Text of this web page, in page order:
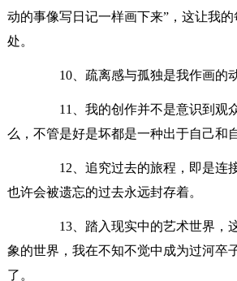
动的事像写日记一样画下来”，这让我
处。
10、疏离感与孤独是我作画的动
11、我的创作并不是意识到观
么，不管是好是坏都是一种出于自己和
12、追究过去的旅程，即是连
也许会被遗忘的过去永远封存着。
13、踏入现实中的艺术世界，
象的世界，我在不知不觉中成为过河卒
了。